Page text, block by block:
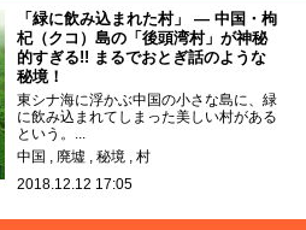
「緑に飲み込まれた村」 ― 中国・枸
杞（クコ）島の「後頭湾村」が神秘
的すぎる!! まるでおとぎ話のような
秘境！
東シナ海に浮かぶ中国の小さな島に、緑
に飲み込まれてしまった美しい村がある
という。...
中国
廃墟 秘境
村
2018.12.12 17:05